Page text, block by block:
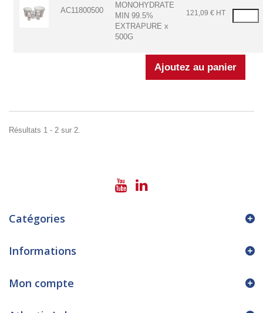
AC11800500
MONOHYDRATE
MIN 99.5%
EXTRAPURE x
500G
121,09 € HT
Résultats 1 - 2 sur 2.
Catégories
Informations
Mon compte